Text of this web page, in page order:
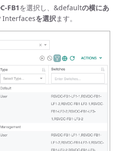
FB1を選択し、&defaultの横にあ
Interfacesを選択ます。